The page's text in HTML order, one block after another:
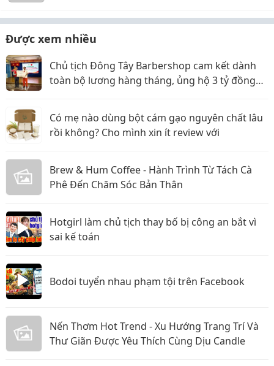
Được xem nhiều
Chủ tịch Đông Tây Barbershop cam kết dành
toàn bộ lương hàng tháng, ủng hộ 3 tỷ đồng
Có mẹ nào dùng bột cám gạo nguyên chất lâu
rồi không? Cho mình xin ít review với
Brew & Hum Coffee - Hành Trình Từ Tách Cà
Phê Đến Chăm Sóc Bản Thân
Hotgirl làm chủ tịch thay bố bị công an bắt vì
sai kế toán
Bodoi tuyển nhau phạm tội trên Facebook
Nến Thơm Hot Trend - Xu Hướng Trang Trí Và
Thư Giãn Được Yêu Thích Cùng Dịu Candle